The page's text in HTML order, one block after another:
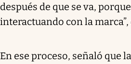
después de que se va,
interactuando con la marca”,
En ese proceso, señaló que